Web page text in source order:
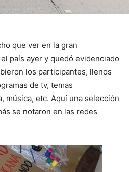
que ver en la gran
país ayer y quedó evidenciado
los participantes, llenos
de tv, temas
música, etc. Aquí una selección
se notaron en las redes